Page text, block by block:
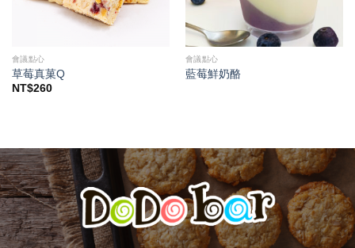
會議點心
草莓真菓Q
NT$260
會議點心
藍莓鮮奶酪